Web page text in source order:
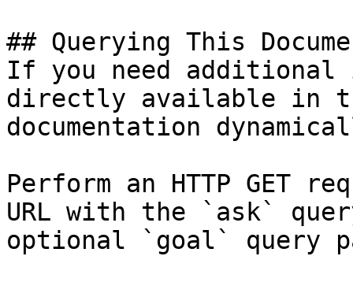
## Querying This
If you need
directly available in
documentation
Perform an HTTP GET
URL with the `ask`
optional `goal` query